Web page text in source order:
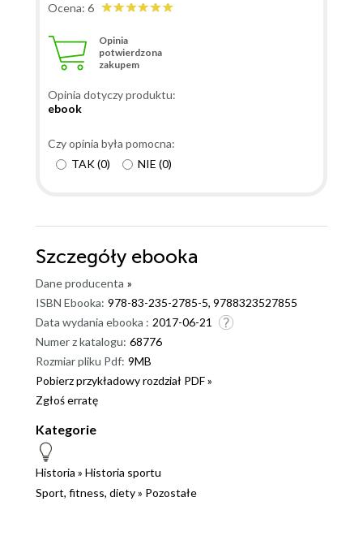
Ocena: 6
Opinia
potwierdzona
zakupem
Opinia dotyczy produktu:
ebook
Czy opinia była pomocna:
TAK(0) NIE (0)
Szczegóły ebooka
Dane producenta »
ISBN Ebooka: 978-83-235-2785-5, 9788323527855
Data wydania ebooka : 2017-06-21
Numer z katalogu: 68776
Rozmiar pliku Pdf: 9MB
Pobierz przykładowy rozdział PDF »
Zgłoś erratę
Kategorie
Historia » Historia sportu
Sport, fitness, diety» Pozostałe